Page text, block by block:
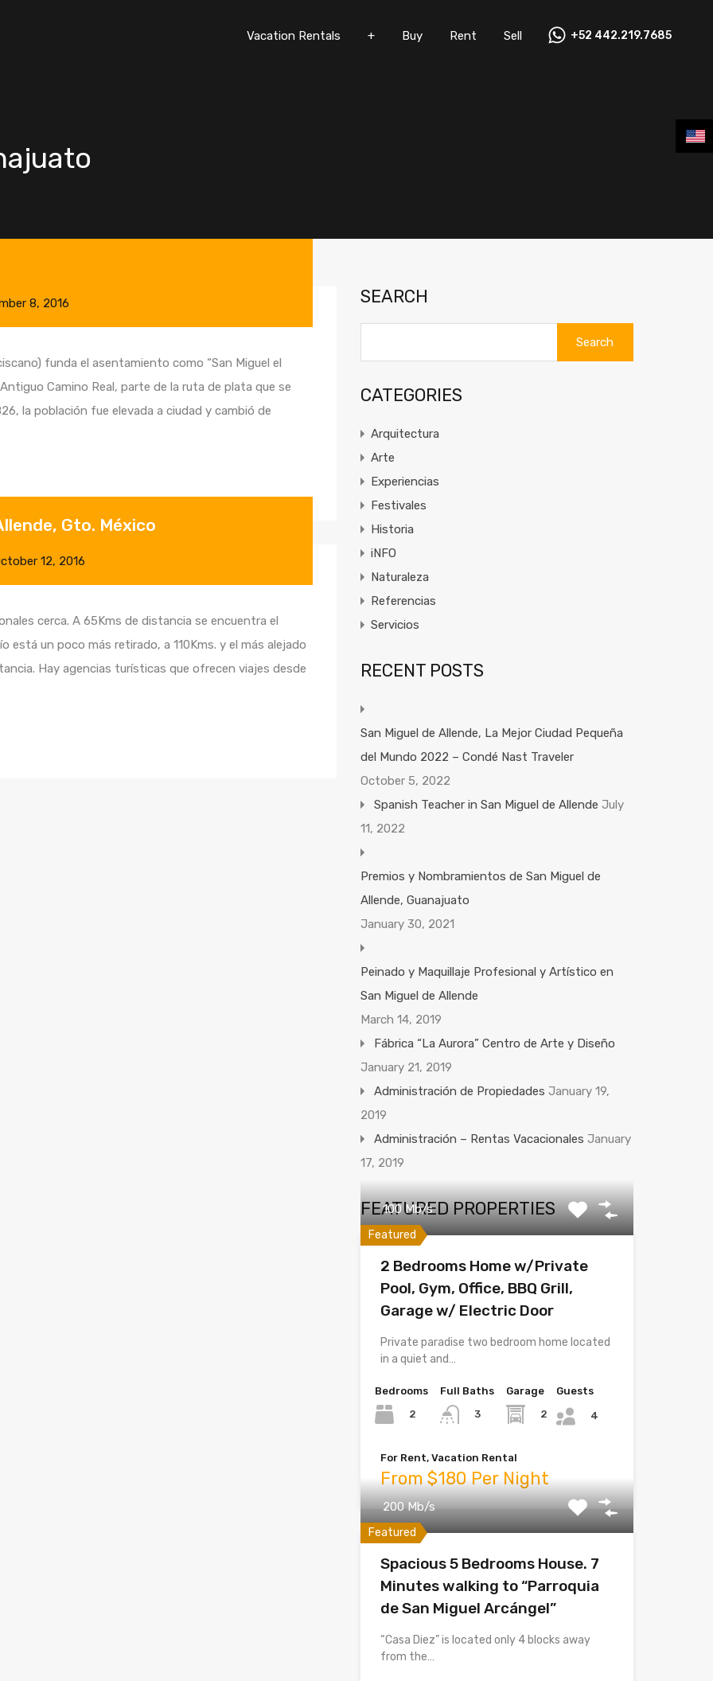
Vacation Rentals Buy Rent
Vacation Rentals + Buy Rent Sell +52 442.219.7685
8, 2016
funda el asentamiento como “San Miguel el
Camino Real, parte de la ruta de plata que se
la población fue elevada a ciudad y cambió de
Gto. México
12, 2016
cerca. A 65Kms de distancia se encuentra el
está un poco más retirado, a 110Kms. y el más alejado
Hay agencias turísticas que ofrecen viajes desde
SEARCH
CATEGORIES
Arquitectura
Arte
Experiencias
Festivales
Historia
iNFO
Naturaleza
Referencias
Servicios
RECENT POSTS
San Miguel de Allende, La Mejor Ciudad Pequeña
del Mundo 2022 – Condé Nast Traveler
October 5, 2022
Spanish Teacher in San Miguel de Allende July
11, 2022
Premios y Nombramientos de San Miguel de
Allende, Guanajuato
January 30, 2021
Peinado y Maquillaje Profesional y Artístico en
San Miguel de Allende
March 14, 2019
Fábrica “La Aurora” Centro de Arte y Diseño
January 21, 2019
Administración de Propiedades January 19,
2019
Administración – Rentas Vacacionales January
17, 2019
FEATURED PROPERTIES
Featured
100 Mb/s
2 Bedrooms Home w/Private
Pool, Gym, Office, BBQ Grill,
Garage w/ Electric Door
Private paradise two bedroom home located
in a quiet and…
Bedrooms
2
Full Baths
3
Garage
2
Guests
4
For Rent, Vacation Rental
From $180 Per Night
Featured
200 Mb/s
Spacious 5 Bedrooms House. 7
Minutes walking to “Parroquia
de San Miguel Arcángel”
“Casa Diez” is located only 4 blocks away
from the…